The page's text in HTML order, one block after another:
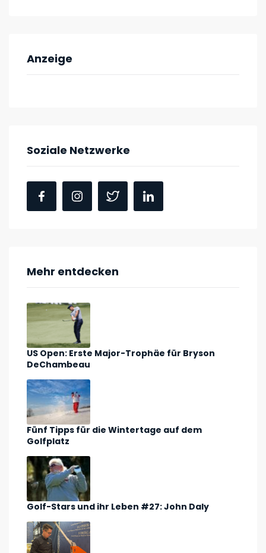
Anzeige
Soziale Netzwerke
Mehr entdecken
US Open: Erste Major-Trophäe für Bryson
DeChambeau
Fünf Tipps für die Wintertage auf dem
Golfplatz
Golf-Stars und ihr Leben #27: John Daly